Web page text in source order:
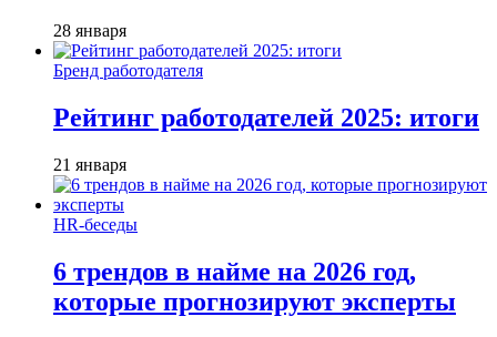
28 января
Бренд работодателя
Рейтинг работодателей 2025: итоги
21 января
HR-беседы
6 трендов в найме на 2026 год,
которые прогнозируют эксперты